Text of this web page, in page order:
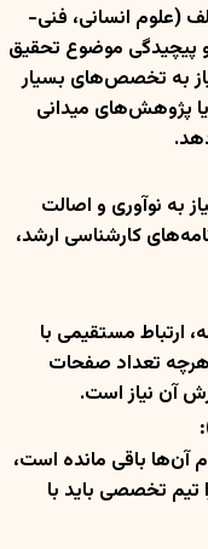
(علوم انسانی، فنی-
پیچیدگی موضوع تحقیق
به تخصص‌های بسیار
پژوهش‌های میدانی
به نوآوری و اصالت
کارشناسی ارشد،
ارتباط مستقیمی با
هرچه تعداد صفحات
آن نیاز است.
آن‌ها باقی مانده است،
تیم تخصصی باید با